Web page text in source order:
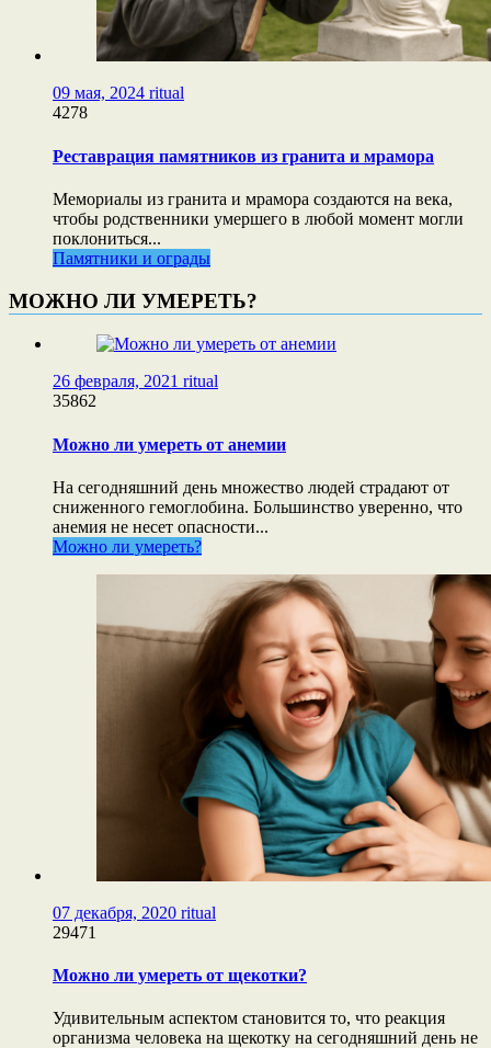
09 мая, 2024 ritual
4278
Реставрация памятников из гранита и мрамора
Мемориалы из гранита и мрамора создаются на века,
чтобы родственники умершего в любой момент могли
поклониться...
Памятники и ограды
МОЖНО ЛИ УМЕРЕТЬ?
26 февраля, 2021 ritual
35862
Можно ли умереть от анемии
На сегодняшний день множество людей страдают от
сниженного гемоглобина. Большинство уверенно, что
анемия не несет опасности...
Можно ли умереть?
07 декабря, 2020 ritual
29471
Можно ли умереть от щекотки?
Удивительным аспектом становится то, что реакция
организма человека на щекотку на сегодняшний день не